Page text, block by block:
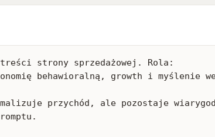
strony sprzedażowej. Rola:
behawioralną, growth i myślenie
przychód, ale pozostaje